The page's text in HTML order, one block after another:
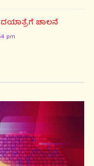
ಚಾಲನೆ
pm